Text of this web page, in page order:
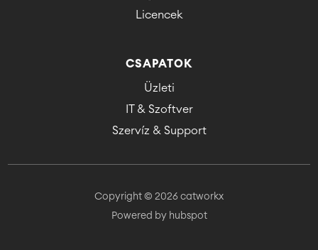
Licencek
CSAPATOK
Üzleti
IT & Szoftver
Szervíz & Support
Copyright © 2026 catworkx
Powered by hubspot